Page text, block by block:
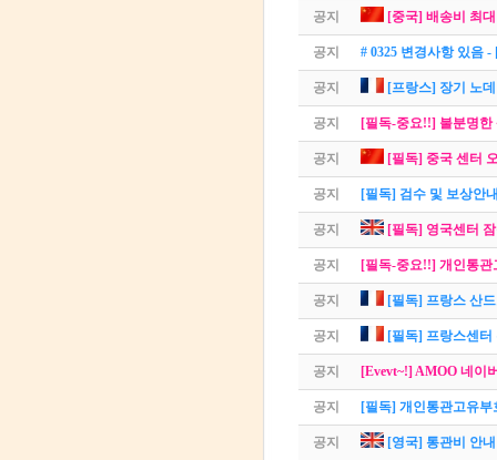
공지 [중국] 배송비 최
공지 # 0325 변경사항 있음
공지 [프랑스] 장기 노
공지 [필독-중요!!] 불분명한
공지 [필독] 중국 센터
공지 [필독] 검수 및 보상안
공지 [필독] 영국센터
공지 [필독-중요!!] 개인통관
공지 [필독] 프랑스 산
공지 [필독] 프랑스센터
공지 [Evevt~!] AMOO 네이
공지 [필독] 개인통관고유
공지 [영국] 통관비 안